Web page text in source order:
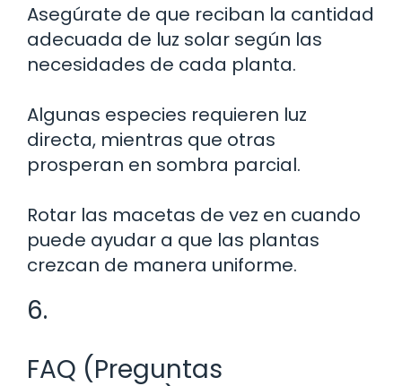
Asegúrate de que reciban la cantidad
adecuada de luz solar según las
necesidades de cada planta.
Algunas especies requieren luz
directa, mientras que otras
prosperan en sombra parcial.
Rotar las macetas de vez en cuando
puede ayudar a que las plantas
crezcan de manera uniforme.
6.
FAQ (Preguntas